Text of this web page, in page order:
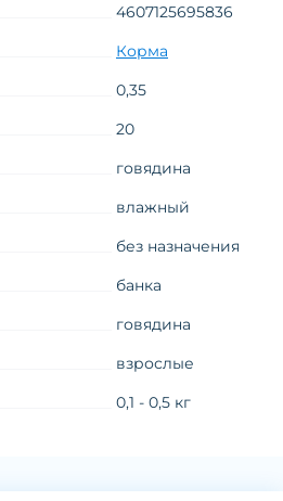
4607125695836
Корма
0,35
20
говядина
влажный
без назначения
банка
говядина
взрослые
0,1 - 0,5 кг